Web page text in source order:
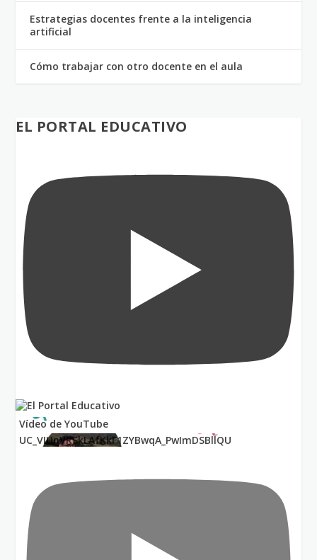
Estrategias docentes frente a la inteligencia
artificial
Cómo trabajar con otro docente en el aula
EL PORTAL EDUCATIVO
Vídeo de YouTube
UC_VIUnVRSkLAfKkF1ZYBwqA_PwImDSBllQU